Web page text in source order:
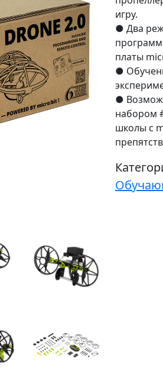
игру.
● Два
платы
●
●
набором
школы с